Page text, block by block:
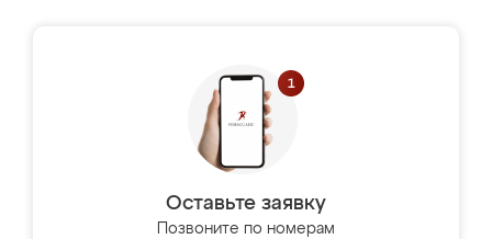
Оставьте заявку
Позвоните по номерам